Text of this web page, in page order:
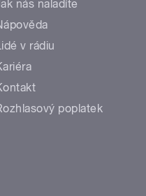
nás naladíte
v rádiu
poplatek